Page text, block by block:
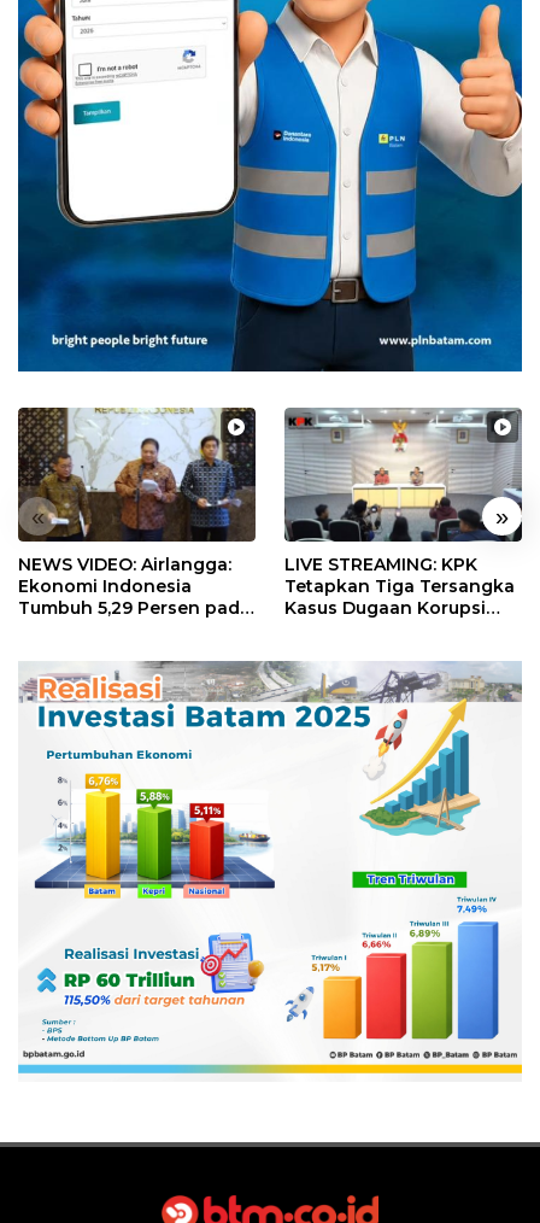
« »
NEWS VIDEO: Airlangga:
Ekonomi Indonesia
Tumbuh 5,29 Persen pada
LIVE STREAMING: KPK
Tetapkan Tiga Tersangka
Kasus Dugaan Korupsi